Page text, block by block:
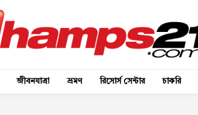
জীবনযাত্রা ভ্রমণ রিসোর্স সেন্টার চাকরি